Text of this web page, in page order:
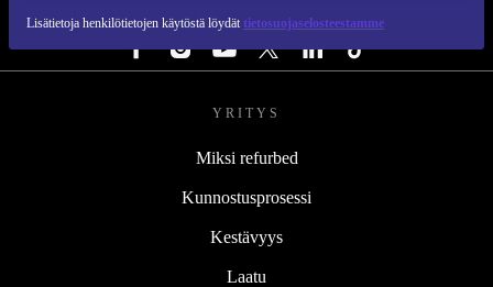
Lisätietoja henkilötietojen käytöstä löydät tietosuojaselosteestamme
YRITYS
Miksi refurbed
Kunnostusprosessi
Kestävyys
Laatu